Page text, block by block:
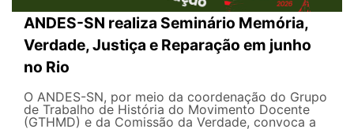
ANDES-SN realiza Seminário Memória,
Verdade, Justiça e Reparação em junho
no Rio
O ANDES-SN, por meio da coordenação do Grupo
de Trabalho de História do Movimento Docente
(GTHMD) e da Comissão da Verdade, convoca a